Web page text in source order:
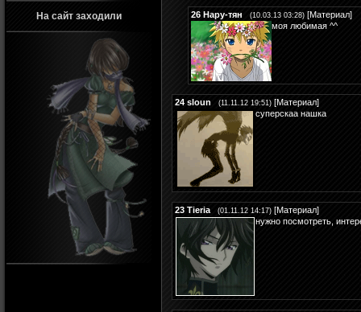
На сайт заходили 26 Нару-тян (10.03.13 03:28) [Материал]
моя любимая ^^
24 sloun (11.11.12 19:51) [Материал]
суперскаа нашка
23 Tieria (01.11.12 14:17) [Материал]
нужно посмотреть,